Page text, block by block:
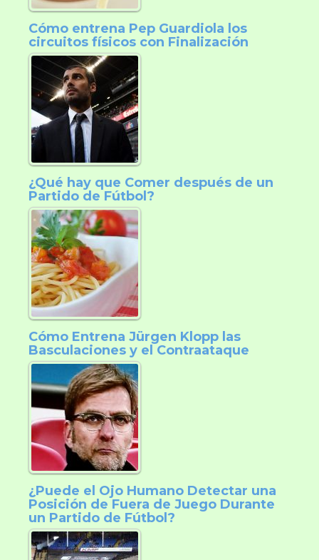
Cómo entrena Pep Guardiola los
circuitos físicos con Finalización
¿Qué hay que Comer después de un
Partido de Fútbol?
Cómo Entrena Jürgen Klopp las
Basculaciones y el Contraataque
¿Puede el Ojo Humano Detectar una
Posición de Fuera de Juego Durante
un Partido de Fútbol?